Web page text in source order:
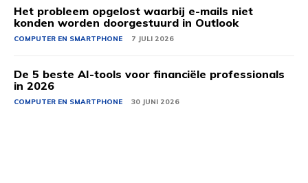
Het probleem opgelost waarbij e-mails niet
konden worden doorgestuurd in Outlook
COMPUTER EN SMARTPHONE 7 JULI 2026
De 5 beste AI-tools voor financiële professionals
in 2026
COMPUTER EN SMARTPHONE 30 JUNI 2026